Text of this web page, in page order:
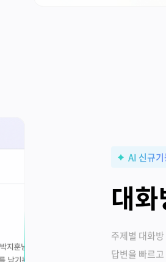
AI 신규
대
주제별 대화
답변을 빠르